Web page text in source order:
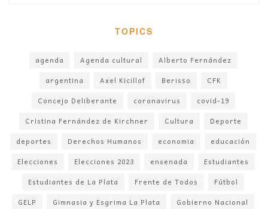
TOPICS
agenda Agenda cultural
Alberto Fernández
argentina
Axel Kicillof Berisso
CFK
Concejo Deliberante
coronavirus
covid-19
Cristina Fernández de Kirchner
Cultura
Deporte
deportes
Derechos Humanos economia
educación
Elecciones
Elecciones 2023 ensenada
Estudiantes
Estudiantes de La Plata
Frente de Todos
Fútbol
GELP
Gimnasia y Esgrima La Plata
Gobierno Nacional